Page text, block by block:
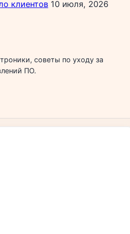
клиентов 10 июля, 2026
советы по уходу за
ПО.